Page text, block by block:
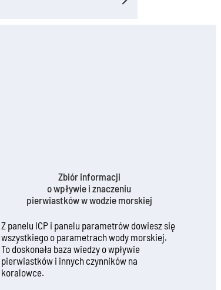
się taka sytuacja, należy
chemicznego.
Zbiór informacji
o wpływie i znaczeniu
pierwiastków w wodzie morskiej
Z panelu ICP i panelu parametrów dowiesz się
wszystkiego o parametrach wody morskiej.
To doskonała baza wiedzy o wpływie
pierwiastków i innych czynników na
koralowce.